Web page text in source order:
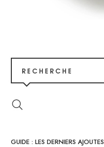
RECHERCHE
GUIDE : LES DERNIERS AJOUTES